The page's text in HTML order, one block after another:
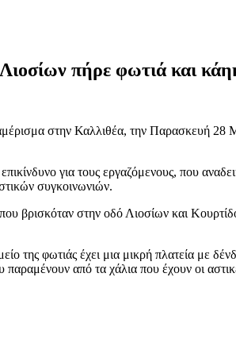
πήρε φωτιά και
για τους εργαζόμενους, που
συγκοινωνιών.
βρισκόταν στην οδό Λιοσίων και
της φωτιάς έχει μια μικρή πλατεία με
παραμένουν από τα χάλια που έχουν οι